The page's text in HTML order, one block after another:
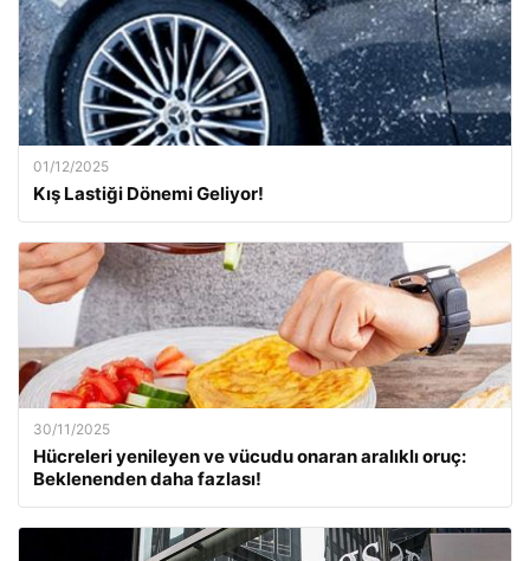
01/12/2025
Kış Lastiği Dönemi Geliyor!
30/11/2025
Hücreleri yenileyen ve vücudu onaran aralıklı oruç:
Beklenenden daha fazlası!